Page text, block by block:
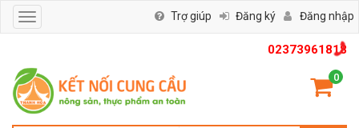
02373961818
0
Toggle
navigation
Trợ giúp Đăng ký Đăng nhập